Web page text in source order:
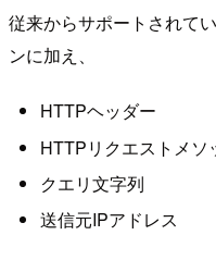
従来からサポートされて
ンに加え、
HTTPヘッダー
HTTPリクエストメソ
クエリ文字列
送信元IPアドレス